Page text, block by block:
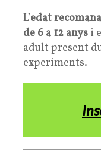
L’edat
de 6 a 12 anys i
adult present
experiments.